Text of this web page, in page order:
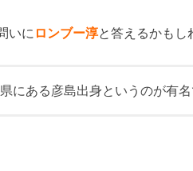
いに ロンブー淳と答えるかもし
にある彦島出身というのが有名